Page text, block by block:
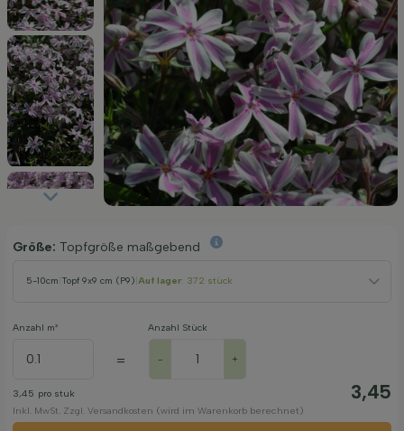
Größe: Topfgröße maßgebend
5-10cm Topf 9x9 cm (P9) Auf lager: 372 stück
Anzahl m²
=
Anzahl Stück
- +
3,45 pro stuk 3,45
Inkl. MwSt. Zzgl. Versandkosten (wird im Warenkorb berechnet)